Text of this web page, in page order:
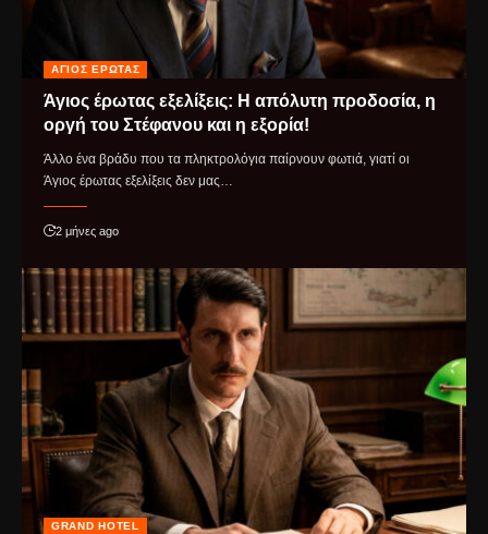
ΆΓΙΟΣ ΈΡΩΤΑΣ
Άγιος έρωτας εξελίξεις: Η απόλυτη προδοσία, η
οργή του Στέφανου και η εξορία!
Άλλο ένα βράδυ που τα πληκτρολόγια παίρνουν φωτιά, γιατί οι
Άγιος έρωτας εξελίξεις δεν μας…
2 μήνες ago
GRAND HOTEL